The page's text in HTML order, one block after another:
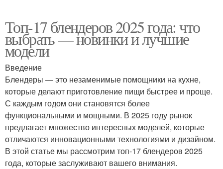
Топ-17 блендеров 2025 года: что
выбрать — новинки и лучшие
модели
Введение
Блендеры — это незаменимые помощники на кухне,
которые делают приготовление пищи быстрее и проще.
С каждым годом они становятся более
функциональными и мощными. В 2025 году рынок
предлагает множество интересных моделей, которые
отличаются инновационными технологиями и дизайном.
В этой статье мы рассмотрим топ-17 блендеров 2025
года, которые заслуживают вашего внимания.